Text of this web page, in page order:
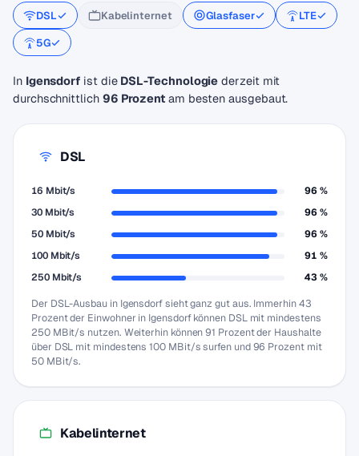
DSL Kabelinternet Glasfaser
LTE
5G
In Igensdorf ist die DSL-Technologie derzeit mit
durchschnittlich 96 Prozentam besten ausgebaut.
DSL
16 Mbit/s
96 %
30 Mbit/s
96 %
50 Mbit/s
96 %
100 Mbit/s
91 %
250 Mbit/s
43 %
Der DSL-Ausbau in Igensdorf sieht ganz gut aus. Immerhin 43
Prozent der Einwohner in Igensdorf können DSL mit mindestens
250 MBit/s nutzen. Weiterhin können 91 Prozent der Haushalte
über DSL mit mindestens 100 MBit/s surfen und 96 Prozent mit
50 MBit/s.
Kabelinternet